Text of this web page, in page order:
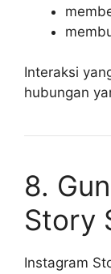
Interaksi
hubungan
8.
Story
Instagram